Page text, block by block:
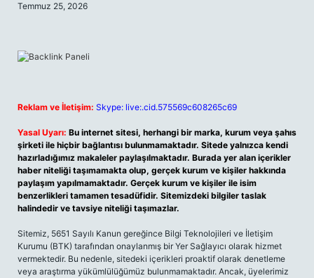
Temmuz 25, 2026
Reklam ve İletişim: Skype: live:.cid.575569c608265c69
Yasal Uyarı: Bu internet sitesi, herhangi bir marka, kurum veya şahıs
şirketi ile hiçbir bağlantısı bulunmamaktadır. Sitede yalnızca kendi
hazırladığımız makaleler paylaşılmaktadır. Burada yer alan içerikler
haber niteliği taşımamakta olup, gerçek kurum ve kişiler hakkında
paylaşım yapılmamaktadır. Gerçek kurum ve kişiler ile isim
benzerlikleri tamamen tesadüfidir. Sitemizdeki bilgiler taslak
halindedir ve tavsiye niteliği taşımazlar.
Sitemiz, 5651 Sayılı Kanun gereğince Bilgi Teknolojileri ve İletişim
Kurumu (BTK) tarafından onaylanmış bir Yer Sağlayıcı olarak hizmet
vermektedir. Bu nedenle, sitedeki içerikleri proaktif olarak denetleme
veya araştırma yükümlülüğümüz bulunmamaktadır. Ancak, üyelerimiz